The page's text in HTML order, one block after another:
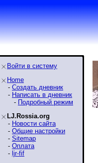
Войти в систему
Home
- Создать дневник
- Написать в дневник
- Подробный режим
LJ.Rossia.org
- Новости сайта
- Общие настройки
- Sitemap
- Оплата
- ljr-fif